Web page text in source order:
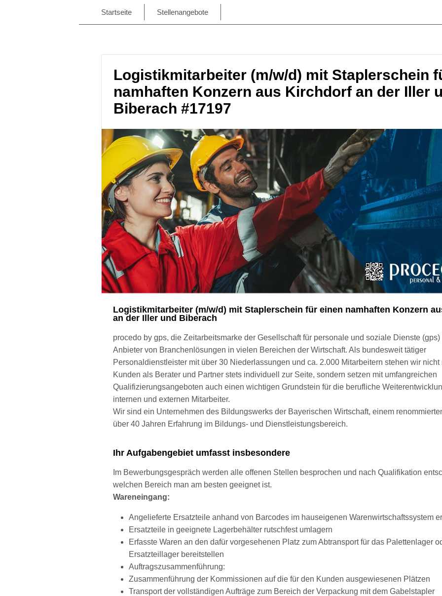
Startseite Stellenangebote
Logistikmitarbeiter (m/w/d) mit Staplerschein
namhaften Konzern aus Kirchdorf an der Iller
Biberach #17197
Logistikmitarbeiter (m/w/d) mit Staplerschein für einen namhaften Konzern
an der Iller und Biberach
procedo by gps, die Zeitarbeitsmarke der Gesellschaft für personale und soziale Dienste (gps)
Anbieter von Branchenlösungen in vielen Bereichen der Wirtschaft. Als bundesweit tätiger
Personaldienstleister mit über 30 Niederlassungen und ca. 2.000 Mitarbeitern stehen wir nicht
Kunden als Berater und Partner stets individuell zur Seite, sondern setzen mit umfangreichen
Qualifizierungsangeboten auch einen wichtigen Grundstein für die berufliche
internen und externen Mitarbeiter.
Wir sind ein Unternehmen des Bildungswerks der Bayerischen Wirtschaft, einem
über 40 Jahren Erfahrung im Bildungs- und Dienstleistungsbereich.
Ihr Aufgabengebiet umfasst insbesondere
Im Bewerbungsgespräch werden alle offenen Stellen besprochen und nach Qualifikation
welchen Bereich man am besten geeignet ist.
Wareneingang:
Angelieferte Ersatzteile anhand von Barcodes im hauseigenen Warenwirtschaftssystem
Ersatzteile in geeignete Lagerbehälter rutschfest umlagern
Erfasste Waren an den dafür vorgesehenen Platz zum Abtransport für das Palettenlager
Ersatzteillager bereitstellen
Auftragszusammenführung:
Zusammenführung der Kommissionen auf die für den Kunden ausgewiesenen Plätzen
Transport der vollständigen Aufträge zum Bereich der Verpackung mit dem Gabelstapler